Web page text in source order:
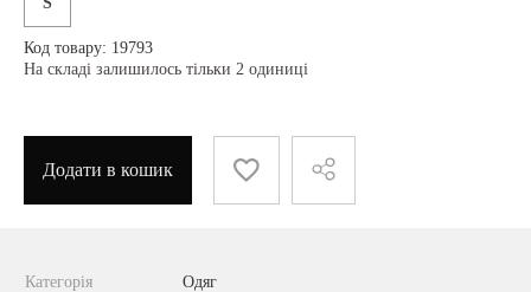
Код товару: 19793
На складі залишилось тільки 2 одиниці
Додати в кошик
Категорія Одяг